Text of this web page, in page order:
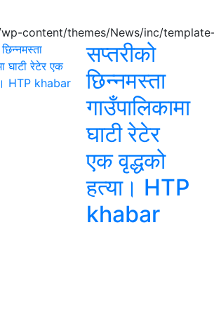
content/themes/News/inc/
सप्तरीको
छिन्नमस्ता
गाउँपालिकामा
घाटी रेटेर
एक वृद्धको
हत्या। HTP
khabar